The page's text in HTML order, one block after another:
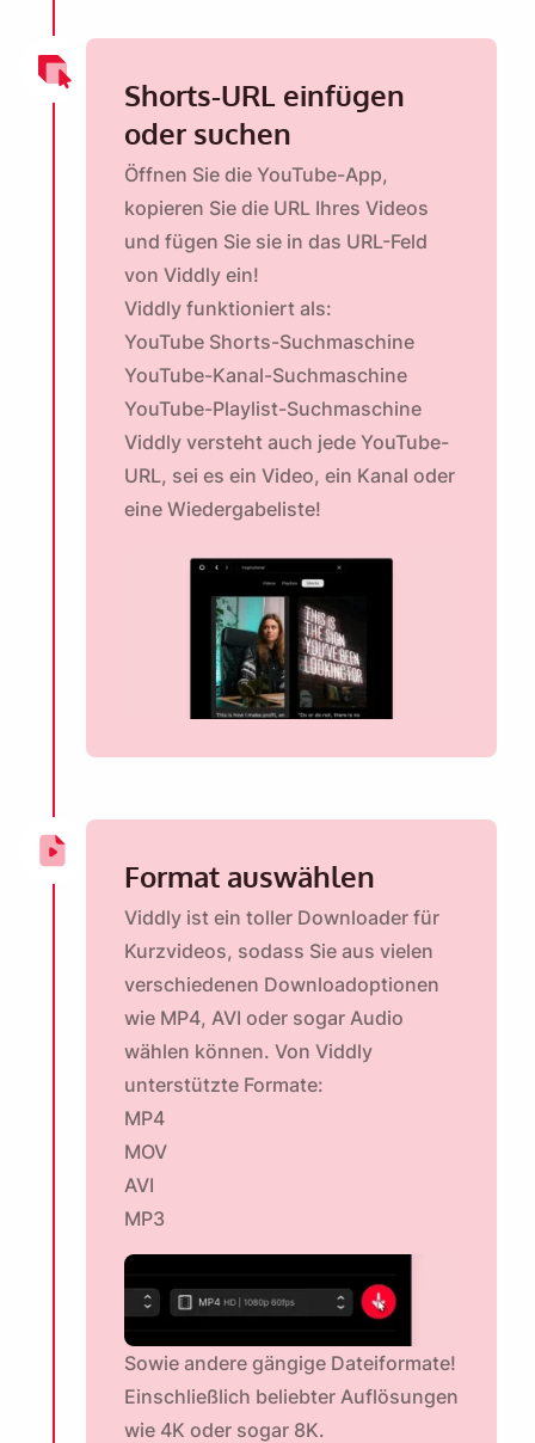
Shorts-URL einfügen
oder suchen
Öffnen Sie die YouTube-App,
kopieren Sie die URL Ihres Videos
und fügen Sie sie in das URL-Feld
von Viddly ein!
Viddly funktioniert als:
YouTube Shorts-Suchmaschine
YouTube-Kanal-Suchmaschine
YouTube-Playlist-Suchmaschine
Viddly versteht auch jede YouTube-
URL, sei es ein Video, ein Kanal oder
eine Wiedergabeliste!
Format auswählen
Viddly ist ein toller Downloader für
Kurzvideos, sodass Sie aus vielen
verschiedenen Downloadoptionen
wie MP4, AVI oder sogar Audio
wählen können. Von Viddly
unterstützte Formate:
MP4
MOV
AVI
MP3
Sowie andere gängige Dateiformate!
Einschließlich beliebter Auflösungen
wie 4K oder sogar 8K.